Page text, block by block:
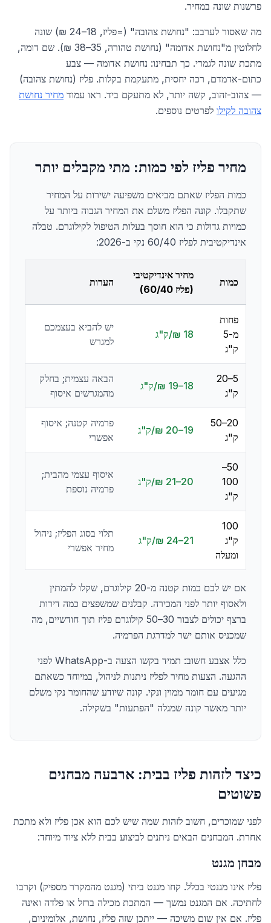
פרשנות שונה במחיר.
מה שאסור לערבב: "נחושת צהובה" (=פליז, 18–24 ₪) שונה
לחלוטין מ"נחושת אדומה" (נחושת טהורה, 35–38 ₪). שם דומה,
מתכת שונה לגמרי. כך תבחינו: נחושת אדומה — צבע
כתום-אדמדם, רכה יחסית, מתעקמת בקלות. פליז (נחושת צהובה)
— צהוב-זהוב, קשה יותר, לא מתעקם ביד. ראו עמוד מחיר נחושת
צהובה לקילו לפרטים נוספים.
מחיר פליז לפי כמות: מתי מקבלים יותר
כמות הפליז שאתם מביאים משפיעה ישירות על המחיר
שתקבלו. קונה הפליז משלם את המחיר הגבוה ביותר על
כמויות גדולות כי הוא חוסך בעלות הטיפול לקילוגרם. טבלה
אינדיקטיבית לפליז 60/40 נקי ב-2026:
כמות
מחיר אינדיקטיבי
(פליז 60/40)
הערות
פחות
מ-5
ק"ג
18 ₪/ק"ג
יש להביא בעצמכם
למגרש
5–20
ק"ג
18–19 ₪/ק"ג
הבאה עצמית; בחלק
מהמגרשים איסוף
20–50
ק"ג
19–20 ₪/ק"ג
פרמיה קטנה; איסוף
אפשרי
50–
100
ק"ג
20–21 ₪/ק"ג
איסוף עצמי מהבית;
פרמיה נוספת
100
ק"ג
ומעלה
21–24 ₪/ק"ג
תלוי בסוג הפליז; ניהול
מחיר אפשרי
אם יש לכם כמות קטנה מ-20 קילוגרם, שקלו להמתין
ולאסוף יותר לפני המכירה. קבלנים שמשפצים כמה דירות
ברצף יכולים לצבור 30–50 קילוגרם פליז תוך חודשיים, מה
שמכניס אותם ישר למדרגת הפרמיה.
כלל אצבע חשוב: תמיד בקשו הצעה ב-WhatsApp לפני
ההגעה. הצעות מחיר לפליז ניתנות לניהול, במיוחד כשאתם
מגיעים עם חומר ממוין ונקי. קונה שיודע שהחומר נקי משלם
יותר מאשר קונה שמגלה "הפתעות" בשקילה.
כיצד לזהות פליז בבית: ארבעה מבחנים
פשוטים
לפני שמוכרים, חשוב לזהות שמה שיש לכם הוא אכן פליז ולא מתכת
אחרת. המבחנים הבאים ניתנים לביצוע בבית ללא ציוד מיוחד:
מבחן מגנט
פליז אינו מגנטי בכלל. קחו מגנט ביתי (מגנט מהמקרר מספיק) וקרבו
לחתיכה. אם המגנט נמשך — המתכת מכילה ברזל או פלדה ואינה
פליז. אם אין שום משיכה — ייתכן שזה פליז, נחושת, אלומיניום,